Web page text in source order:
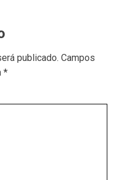
publicado. Campos
*